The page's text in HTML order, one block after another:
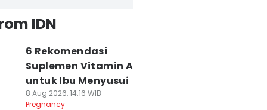
IDN
6 Rekomendasi
Suplemen Vitamin A
untuk Ibu Menyusui
8 Aug 2026, 14:16 WIB
Pregnancy